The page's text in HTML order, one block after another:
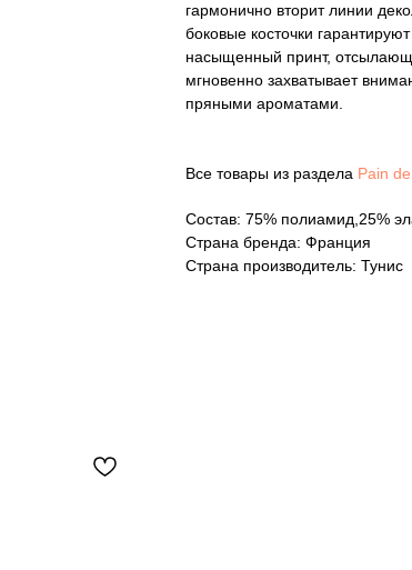
гармонично вторит линии
боковые косточки
насыщенный принт,
мгновенно захватывает
пряными ароматами.
Все товары из раздела Pain
Состав: 75% полиамид,25%
Страна бренда: Франция
Страна производитель: Тунис